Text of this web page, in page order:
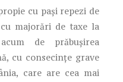
cu pași repezi de
majorări de taxe la
de prăbușirea
cu consecințe grave
care are cea mai